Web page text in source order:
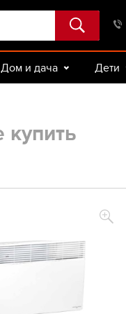
Дом и дача Дети
купить